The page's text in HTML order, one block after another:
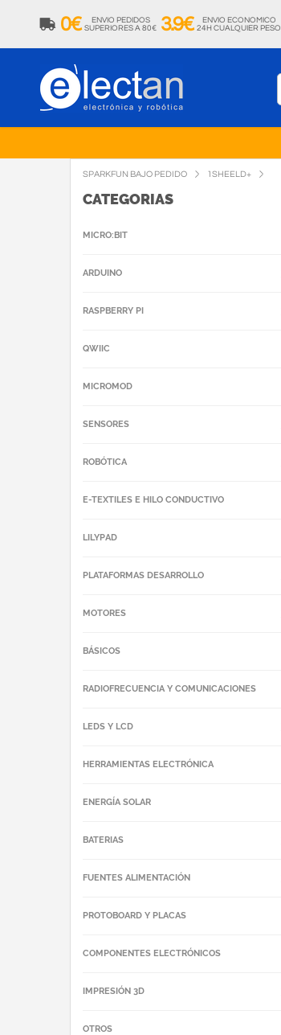
0€
ENVIO PEDIDOS
SUPERIORES A 80€ 3.9€
ENVIO ECONOMICO
24H CUALQUIER PESO
SPARKFUN BAJO PEDIDO 1SHEELD+
CATEGORIAS
MICRO:BIT
ARDUINO
RASPBERRY PI
QWIIC
MICROMOD
SENSORES
ROBÓTICA
E-TEXTILES E HILO CONDUCTIVO
LILYPAD
PLATAFORMAS DESARROLLO
MOTORES
BÁSICOS
RADIOFRECUENCIA Y COMUNICACIONES
LEDS Y LCD
HERRAMIENTAS ELECTRÓNICA
ENERGÍA SOLAR
BATERIAS
FUENTES ALIMENTACIÓN
PROTOBOARD Y PLACAS
COMPONENTES ELECTRÓNICOS
IMPRESIÓN 3D
OTROS